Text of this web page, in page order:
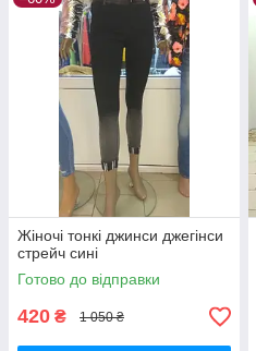
Жіночі тонкі джинси джегінси
стрейч сині
Готово до відправки
420 ₴ 1 050 ₴